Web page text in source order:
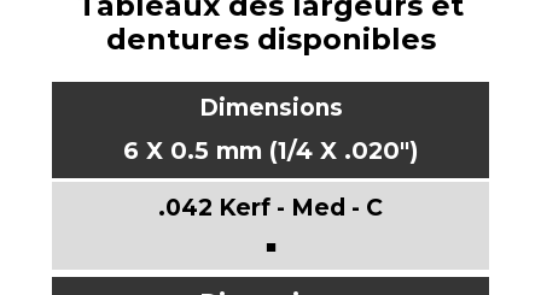
dentures disponibles
6 X 0.5 mm (1/4 X .020")
■